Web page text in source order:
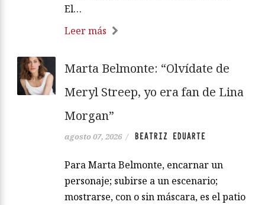
El…
Leer más
Marta Belmonte: “Olvídate de
Meryl Streep, yo era fan de Lina
Morgan”
agosto 07, 2026 / BEATRIZ EDUARTE
Para Marta Belmonte, encarnar un
personaje; subirse a un escenario;
mostrarse, con o sin máscara, es el patio